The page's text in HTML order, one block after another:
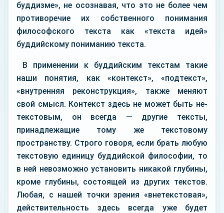
буддизме», не осознавая, что это не более чем
противоречие их собственного понимания
философского текста как «текста идей»
буддийскому пониманию текста.
В применении к буддийским текстам такие
наши понятия, как «контекст», «подтекст»,
«внутренняя реконструкция», также меняют
свой смысл. Контекст здесь не может быть не-
текстовым, он всегда — другие тексты,
принадлежащие тому же текстовому
пространству. Строго говоря, если брать любую
текстовую единицу буддийской философии, то
в ней невозможно установить никакой глубины,
кроме глубины, состоящей из других текстов.
Любая, с нашей точки зрения «внетекстовая»,
действительность здесь всегда уже будет